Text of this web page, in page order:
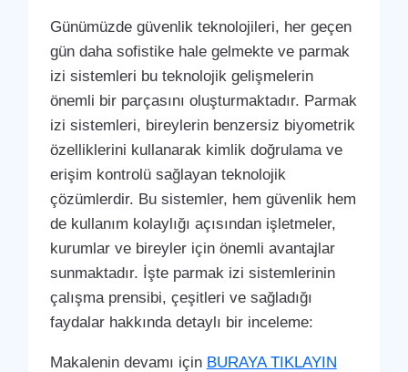
Günümüzde güvenlik teknolojileri, her geçen
gün daha sofistike hale gelmekte ve parmak
izi sistemleri bu teknolojik gelişmelerin
önemli bir parçasını oluşturmaktadır. Parmak
izi sistemleri, bireylerin benzersiz biyometrik
özelliklerini kullanarak kimlik doğrulama ve
erişim kontrolü sağlayan teknolojik
çözümlerdir. Bu sistemler, hem güvenlik hem
de kullanım kolaylığı açısından işletmeler,
kurumlar ve bireyler için önemli avantajlar
sunmaktadır. İşte parmak izi sistemlerinin
çalışma prensibi, çeşitleri ve sağladığı
faydalar hakkında detaylı bir inceleme:
Makalenin devamı için BURAYA TIKLAYIN